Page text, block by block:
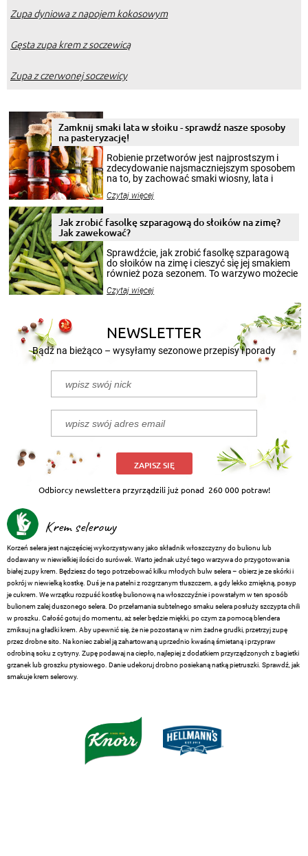
Zupa dyniowa z napojem kokosowym
Gęsta zupa krem z soczewicą
Zupa z czerwonej soczewicy
Zamknij smaki lata w słoiku - sprawdź nasze sposoby
na pasteryzację!
Robienie przetworów jest najprostszym i
zdecydowanie najsmaczniejszym sposobem
na to, by zachować smaki wiosny, lata i
krajobrazów, by cieszyć nimi oko w sezonie
pełni poczuć atmosferę cieplejszych
miesięcy. Przygotowanie słoików ze
patenty, które pozwolą zachować świeżość
przetworów.
Czytaj więcej
Jak zrobić fasolkę szparagową do słoików na zimę?
Jak zawekować?
Sprawdźcie, jak zrobić fasolkę szparagową
do słoików na zimę i cieszyć się jej smakiem
również poza sezonem. To warzywo możecie
nasze propozycje!
Czytaj więcej
NEWSLETTER
Bądź na bieżąco – wysyłamy sezonowe przepisy i porady
ZAPISZ SIĘ
Odbiorcy newslettera przyrządzili już ponad 260 000 potraw!
Krem selerowy
Korzeń selera jest najczęściej wykorzystywany jako składnik włoszczyzny do bulionu lub
dodawany w niewielkiej ilości do surówek. Warto jednak użyć tego warzywa do przygotowania
białej zupy krem. Będziesz do tego potrzebować kilku młodych bulw selera – obierz je ze skórki i
pokrój w niewielką kostkę. Duś je na patelni z rozgrzanym tłuszczem, a gdy lekko zmiękną, posyp
je cukrem. We wrzątku rozpuść kostkę bulionową na włoszczyźnie i powstałym w ten sposób
bulionem zalej duszonego selera. Do przełamania subtelnego smaku selera posłuży szczypta chili
w proszku. Całość gotuj do momentu, aż seler będzie miękki, po czym za pomocą blendera
zmiksuj na gładki krem. Aby upewnić się, że nie pozostaną w nim żadne grudki, przetrzyj zupę
przez drobne sito. Na koniec zabiel ją zahartowaną uprzednio kwaśną śmietaną i przypraw
odrobiną soku z cytryny. Zupę podawaj na ciepło, najlepiej z dodatkiem przyrządzonych z bagietki
grzanek lub groszku ptysiowego. Danie udekoruj drobno posiekaną natką pietruszki. Sprawdź, jak
smakuje krem selerowy.